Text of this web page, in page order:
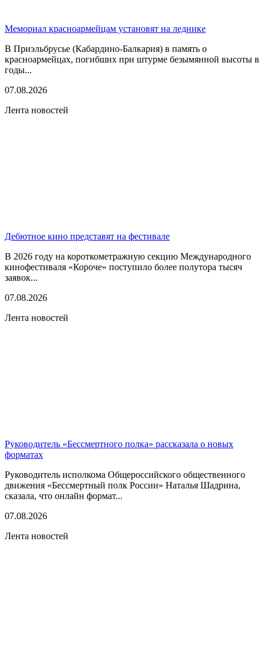
Мемориал красноармейцам установят на леднике
В Приэльбрусье (Кабардино-Балкария) в память о
красноармейцах, погибших при штурме безымянной высоты в
годы...
07.08.2026
Лента новостей
Дебютное кино представят на фестивале
В 2026 году на короткометражную секцию Международного
кинофестиваля «Короче» поступило более полутора тысяч
заявок...
07.08.2026
Лента новостей
Руководитель «Бессмертного полка» рассказала о новых
форматах
Руководитель исполкома Общероссийского общественного
движения «Бессмертный полк России» Наталья Шадрина,
сказала, что онлайн формат...
07.08.2026
Лента новостей